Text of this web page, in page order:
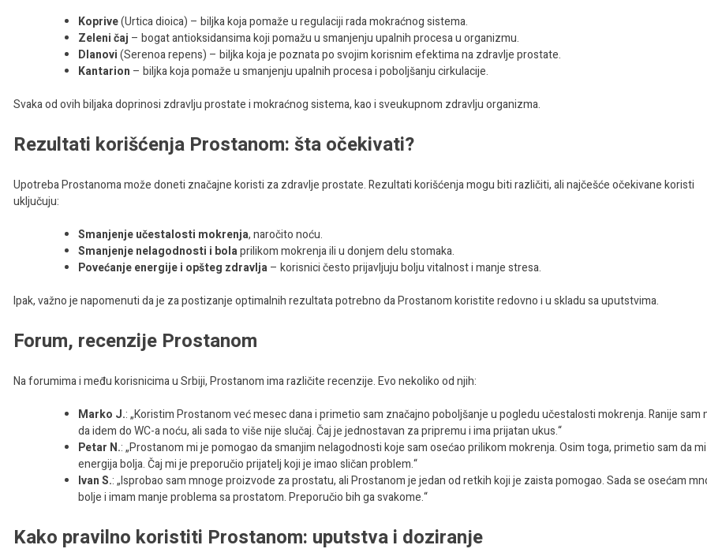
Koprive(Urtica dioica) – biljka koja pomaže u regulaciji rada mokraćnog sistema.
Zeleni čaj – bogat antioksidansima koji pomažu u smanjenju upalnih procesa u organizmu.
Dlanovi(Serenoa repens) – biljka koja je poznata po svojim korisnim efektima na zdravlje prostate.
Kantarion – biljka koja pomaže u smanjenju upalnih procesa i poboljšanju cirkulacije.
Svaka od ovih biljaka doprinosi zdravlju prostate i mokraćnog sistema, kao i sveukupnom zdravlju organizma.
Rezultati korišćenja Prostanom: šta očekivati?
Upotreba Prostanoma može doneti značajne koristi za zdravlje prostate. Rezultati korišćenja mogu biti različiti, ali najčešće očekivane koristi
uključuju:
Smanjenje učestalosti mokrenja, naročito noću.
Smanjenje nelagodnosti i bolaprilikom mokrenja ili u donjem delu stomaka.
Povećanje energije i opšteg zdravlja– korisnici često prijavljuju bolju vitalnost i manje stresa.
Ipak, važno je napomenuti da je za postizanje optimalnih rezultata potrebno da Prostanom koristite redovno i u skladu sa uputstvima.
Forum, recenzije Prostanom
Na forumima i među korisnicima u Srbiji, Prostanom ima različite recenzije. Evo nekoliko od njih:
Marko J.: „Koristim Prostanom već mesec dana i primetio sam značajno poboljšanje u pogledu učestalosti mokrenja. Ranije sam
da idem do WC-a noću, ali sada to više nije slučaj. Čaj je jednostavan za pripremu i ima prijatan ukus.“
Petar N.: „Prostanom mi je pomogao da smanjim nelagodnosti koje sam osećao prilikom mokrenja. Osim toga, primetio sam da
energija bolja. Čaj mi je preporučio prijatelj koji je imao sličan problem.“
Ivan S.: „Isprobao sam mnoge proizvode za prostatu, ali Prostanom je jedan od retkih koji je zaista pomogao. Sada se osećam
bolje i imam manje problema sa prostatom. Preporučio bih ga svakome.“
Kako pravilno koristiti Prostanom: uputstva i doziranje